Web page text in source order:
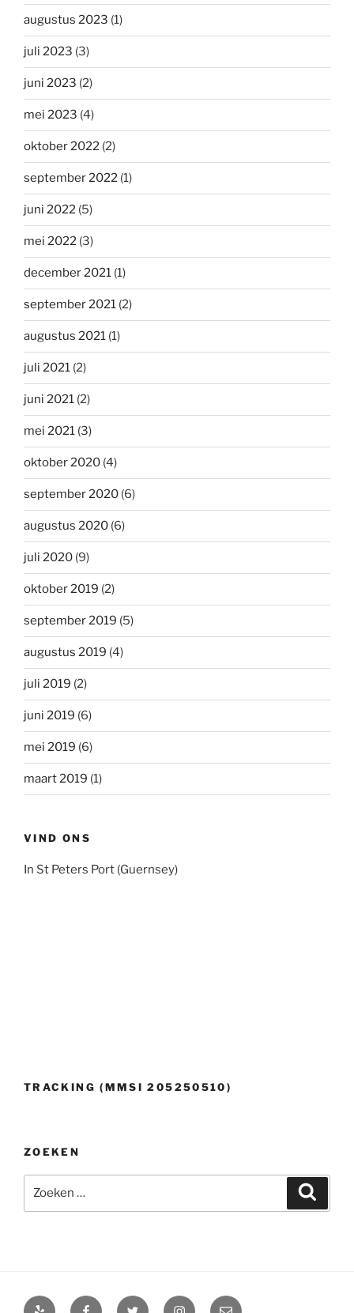
augustus 2023 (1)
juli 2023 (3)
juni 2023 (2)
mei 2023 (4)
oktober 2022 (2)
september 2022 (1)
juni 2022 (5)
mei 2022 (3)
december 2021 (1)
september 2021 (2)
augustus 2021 (1)
juli 2021 (2)
juni 2021 (2)
mei 2021 (3)
oktober 2020 (4)
september 2020 (6)
augustus 2020 (6)
juli 2020 (9)
oktober 2019 (2)
september 2019 (5)
augustus 2019 (4)
juli 2019 (2)
juni 2019 (6)
mei 2019 (6)
maart 2019 (1)
VIND ONS
In St Peters Port (Guernsey)
TRACKING (MMSI 205250510)
ZOEKEN
naar:
Yelp FacebookTwitter Instagram
E-